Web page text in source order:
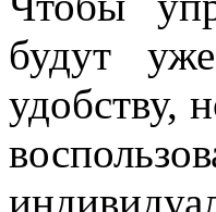
будут
удобству,